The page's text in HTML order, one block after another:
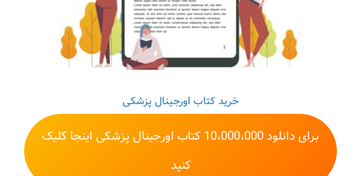
خرید کتاب اورجینال پزشکی
برای دانلود 10،000،000 کتاب اورجینال پزشکی اینجا کلیک
کنید